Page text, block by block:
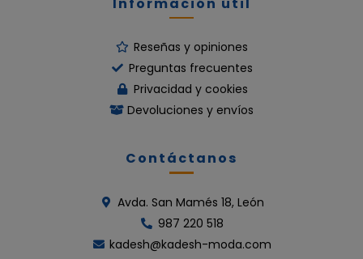
Reseñas y opiniones
Preguntas frecuentes
Privacidad y cookies
Devoluciones y envíos
Contáctanos
Avda. San Mamés 18, León
987 220 518
kadesh@kadesh-moda.com